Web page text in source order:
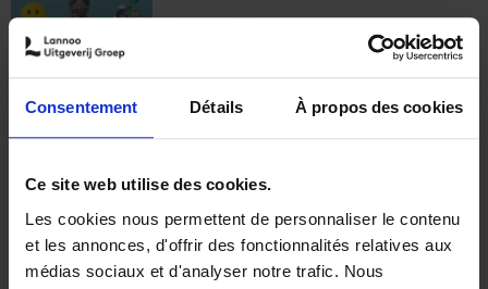
Consentement Détails À propos des cookies
Ce site web utilise des cookies.
Les cookies nous permettent de personnaliser le contenu
et les annonces, d'offrir des fonctionnalités relatives aux
médias sociaux et d'analyser notre trafic. Nous
€37,50
Building Bonds = Building
Business
Jochen Roef Jozefien De Feyter
Carolien Boom